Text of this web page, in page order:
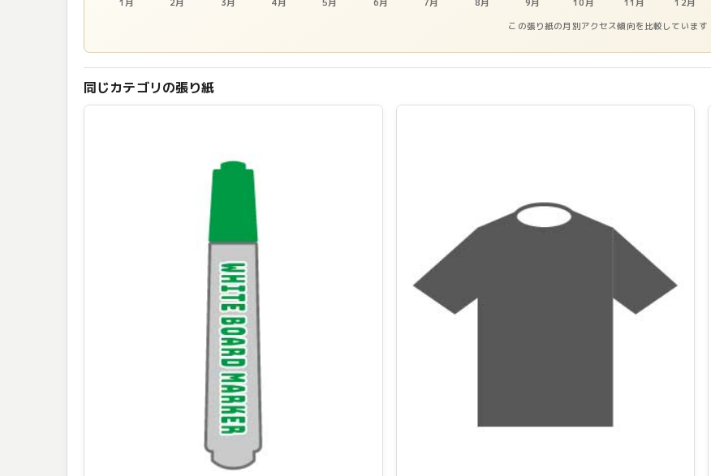
1月 2月 3月 4月 5月 6月 7月 8月 9月 10月 11月 12月
この張り紙の月別アクセス傾向を比較しています
同じカテゴリの張り紙